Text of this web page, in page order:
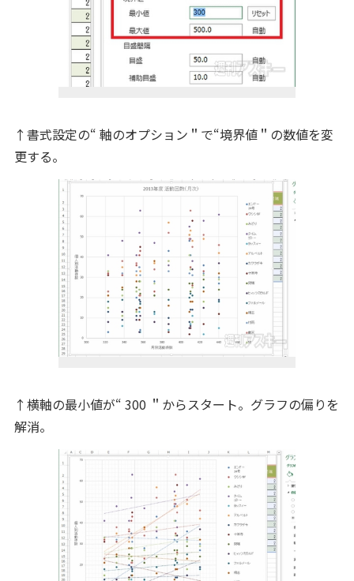
↑書式設定の“ 軸のオプション＂で“境界値＂の数値を変
更する。
↑横軸の最小値が“ 300 ＂からスタート。グラフの偏りを
解消。